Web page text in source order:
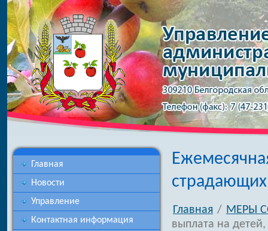
Главная
Новости
Управление
Контактная информация
Главная / МЕРЫ
выплата на